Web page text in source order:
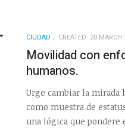
CIUDAD CREATED: 20 MARCH
Movilidad con
humanos.
Urge cambiar la mirada
como muestra de
una lógica que